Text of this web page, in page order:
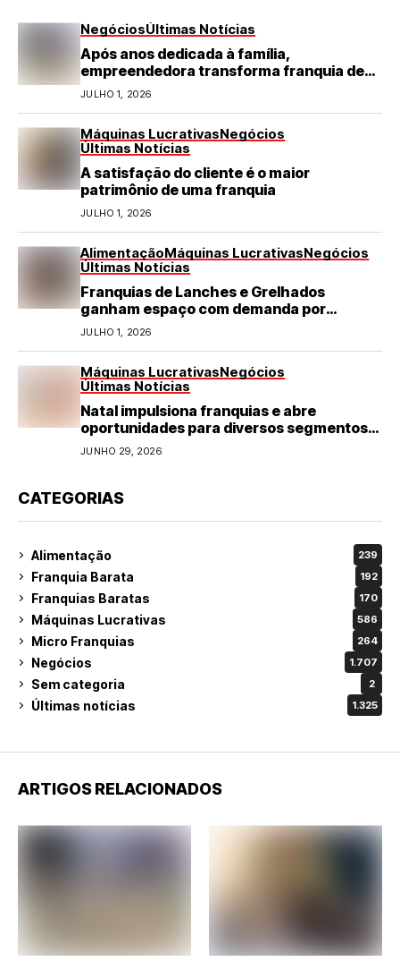
NegóciosÚltimas Notícias
Após anos dedicada à família,
empreendedora transforma franquia de
turismo em negócio de destaque no RN
JULHO 1, 2026
Máquinas LucrativasNegócios
Últimas Notícias
A satisfação do cliente é o maior
patrimônio de uma franquia
JULHO 1, 2026
AlimentaçãoMáquinas LucrativasNegócios
Últimas Notícias
Franquias de Lanches e Grelhados
ganham espaço com demanda por
refeições rápidas e de qualidade
JULHO 1, 2026
Máquinas LucrativasNegócios
Últimas Notícias
Natal impulsiona franquias e abre
oportunidades para diversos segmentos
do varejo
JUNHO 29, 2026
CATEGORIAS
Alimentação 239
Franquia Barata 192
Franquias Baratas 170
Máquinas Lucrativas 586
Micro Franquias 264
Negócios 1.707
Sem categoria 2
Últimas notícias 1.325
ARTIGOS RELACIONADOS